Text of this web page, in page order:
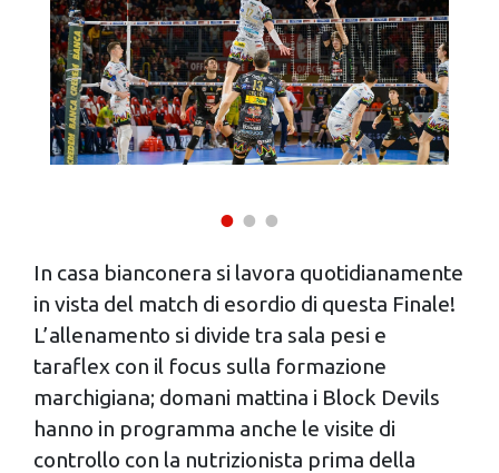
con altre informazioni che hai fornito loro o che hanno
raccolto dal tuo utilizzo dei loro servizi.
In casa bianconera si lavora quotidianamente
in vista del match di esordio di questa Finale!
L’allenamento si divide tra sala pesi e
taraflex con il focus sulla formazione
marchigiana; domani mattina i Block Devils
hanno in programma anche le visite di
controllo con la nutrizionista prima della